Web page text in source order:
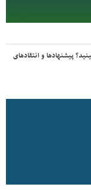
پیشنهادها و انتقادهای